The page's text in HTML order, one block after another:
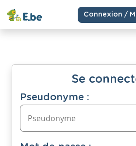
Connexion /
Se
Pseudonyme :